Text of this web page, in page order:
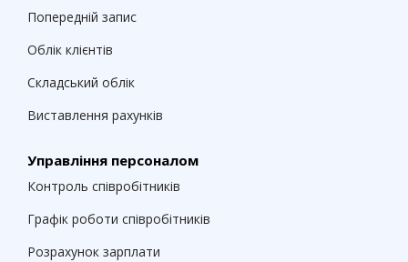
Попередній запис
Облік клієнтів
Складський облік
Виставлення рахунків
Управління персоналом
Контроль співробітників
Графік роботи співробітників
Розрахунок зарплати